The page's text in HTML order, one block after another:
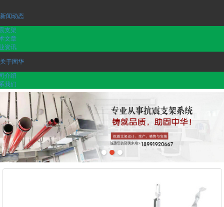
新闻动态
支架
文章
资讯
关于固华
介绍
我们